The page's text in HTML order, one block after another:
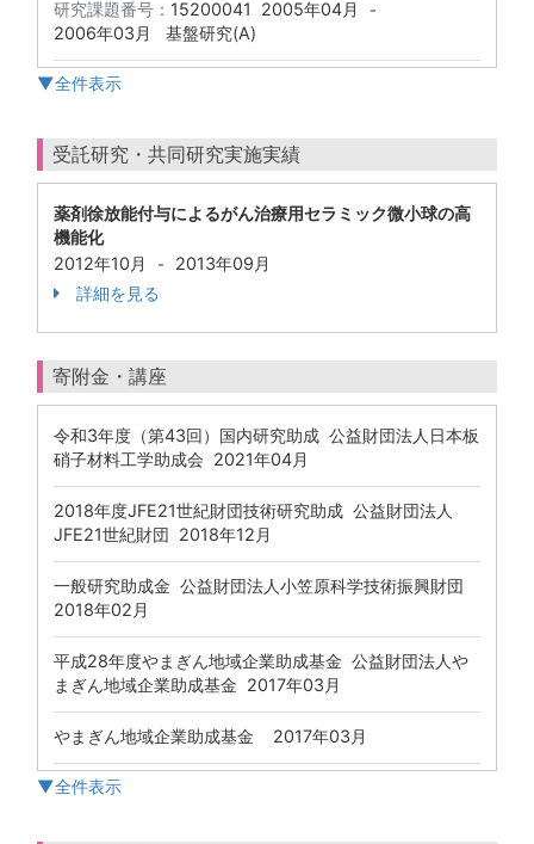
研究課題番号： 15200041 2005年04月 -
2006年03月 基盤研究(A)
▼全件表示
受託研究・共同研究実施実績
薬剤徐放能付与によるがん治療用セラミック微小球の高
機能化
2012年10月
-
2013年09月
詳細を見る
寄附金・講座
令和3年度（第43回）国内研究助成 公益財団法人日本板
硝子材料工学助成会 2021年04月
2018年度JFE21世紀財団技術研究助成 公益財団法人
JFE21世紀財団 2018年12月
一般研究助成金 公益財団法人小笠原科学技術振興財団
2018年02月
平成28年度やまぎん地域企業助成基金 公益財団法人や
まぎん地域企業助成基金 2017年03月
やまぎん地域企業助成基金 2017年03月
▼全件表示